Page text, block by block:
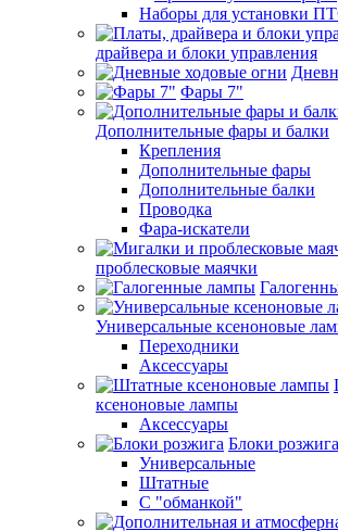
Наборы для установки
драйвера и блоки управления
Фары 7"
Дополнительные фары и балки
Крепления
Дополнительные фары
Дополнительные балки
Проводка
Фара-искатели
проблесковые маячки
Универсальные ксеноновые
Переходники
Аксессуары
ксеноновые лампы
Аксессуары
Блоки розжига
Универсальные
Штатные
С "обманкой"